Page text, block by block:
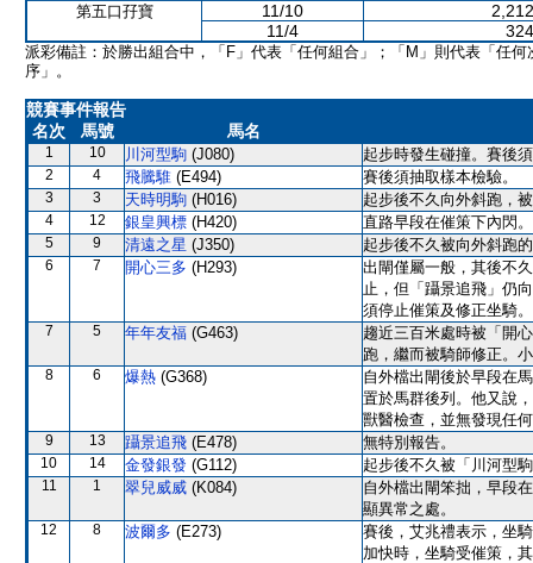
第五口孖寶 11/10
11/4
派彩備註：於勝出組合中，「F」代表「任何組合」；「M」則代表「任何
序」。
競賽事件報告
名次
馬號 馬名
1 10 川河型駒 (J080) 起步時發生碰撞。賽後
2 4 飛騰騅 (E494) 賽後須抽取樣本檢驗。
3 3 天時明駒 (H016) 起步後不久向外斜跑，
4 12 銀皇興標 (H420) 直路早段在催策下內閃。
5 9 清遠之星 (J350) 起步後不久被向外斜跑
6 7 開心三多 (H293)
出閘僅屬一般，其後不
止，但「躡景追飛」仍
須停止催策及修正坐騎。
7 5 年年友福 (G463)
趨近三百米處時被「開
跑，繼而被騎師修正。
8 6 爆熱 (G368)
自外檔出閘後於早段在
置於馬群後列。他又說
獸醫檢查，並無發現任
9 13 躡景追飛 (E478) 無特別報告。
10 14 金發銀發 (G112) 起步後不久被「川河型
11 1 翠兒威威 (K084)
自外檔出閘笨拙，早段
顯異常之處。
12 8 波爾多 (E273)
賽後，艾兆禮表示，坐
加快時，坐騎受催策，